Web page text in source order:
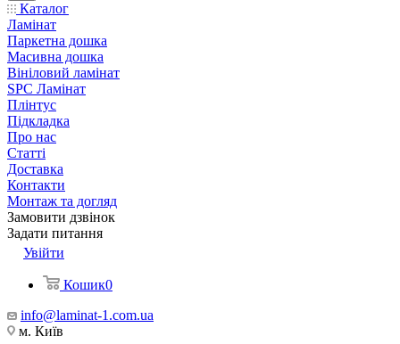
Каталог
Ламінат
Паркетна дошка
Масивна дошка
Вініловий ламінат
SPC Ламінат
Плінтус
Підкладка
Про нас
Статті
Доставка
Контакти
Монтаж та догляд
Замовити дзвінок
Задати питання
Увійти
Кошик0
info@laminat-1.com.ua
м. Київ